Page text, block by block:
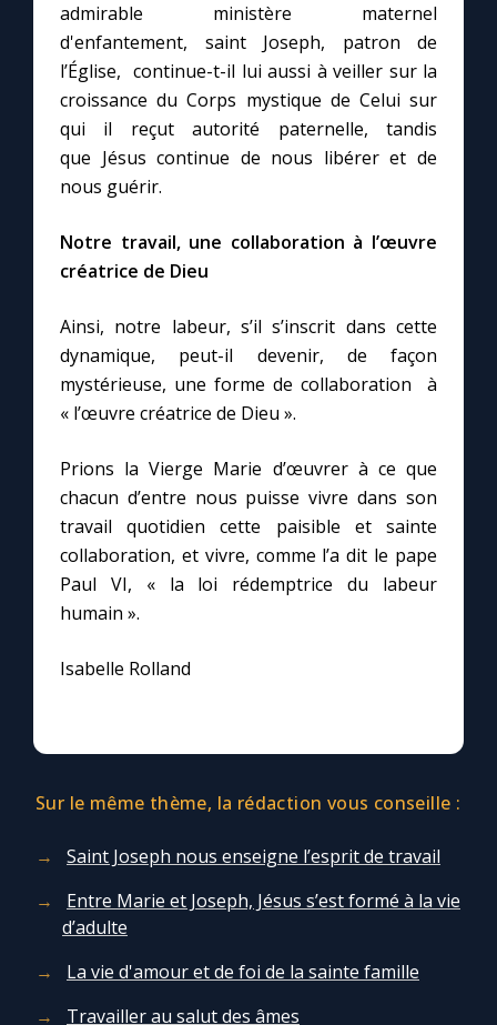
admirable ministère maternel
d'enfantement, saint Joseph, patron de
l’Église, continue-t-il lui aussi à veiller sur la
croissance du Corps mystique de Celui sur
qui il reçut autorité paternelle, tandis
que Jésus continue de nous libérer et de
nous guérir.
Notre travail, une collaboration à l’œuvre
créatrice de Dieu
Ainsi, notre labeur, s’il s’inscrit dans cette
dynamique, peut-il devenir, de façon
mystérieuse, une forme de collaboration à
« l’œuvre créatrice de Dieu ».
Prions la Vierge Marie d’œuvrer à ce que
chacun d’entre nous puisse vivre dans son
travail quotidien cette paisible et sainte
collaboration, et vivre, comme l’a dit le pape
Paul VI, « la loi rédemptrice du labeur
humain ».
Isabelle Rolland
Sur le même thème, la rédaction vous conseille :
Saint Joseph nous enseigne l’esprit de travail
Entre Marie et Joseph, Jésus s’est formé à la vie
d’adulte
La vie d'amour et de foi de la sainte famille
Travailler au salut des âmes